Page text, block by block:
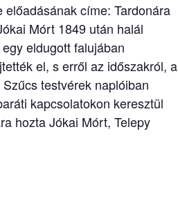
címe: Tardonára
Mórt 1849 után halál
eldugott falujában
el, s erről az időszakról, a
testvérek naplóiban
kapcsolatokon keresztül
hozta Jókai Mórt, Telepy